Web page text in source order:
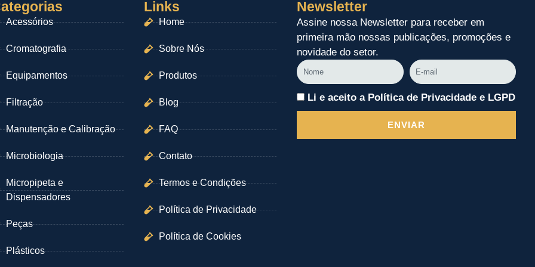
Acessórios
Cromatografia
Equipamentos
Filtração
Manutenção e Calibração
Microbiologia
Micropipeta e
Dispensadores
Peças
Plásticos
Links
Home
Sobre Nós
Produtos
Blog
FAQ
Contato
Termos e Condições
Política de Privacidade
Política de Cookies
Newsletter
Assine nossa Newsletter para receber em
primeira mão nossas publicações, promoções e
novidade do setor.
Nome
E-
mail
Li e aceito a Política de Privacidade e LGPD
ENVIAR